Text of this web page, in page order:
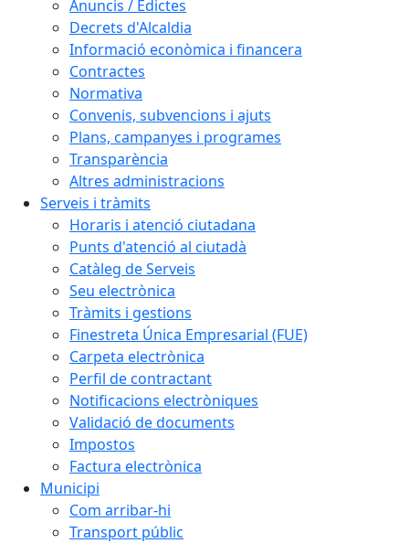
Anuncis / Edictes
Decrets d'Alcaldia
Informació econòmica i financera
Contractes
Normativa
Convenis, subvencions i ajuts
Plans, campanyes i programes
Transparència
Altres administracions
Serveis i tràmits
Horaris i atenció ciutadana
Punts d'atenció al ciutadà
Catàleg de Serveis
Seu electrònica
Tràmits i gestions
Finestreta Única Empresarial (FUE)
Carpeta electrònica
Perfil de contractant
Notificacions electròniques
Validació de documents
Impostos
Factura electrònica
Municipi
Com arribar-hi
Transport públic